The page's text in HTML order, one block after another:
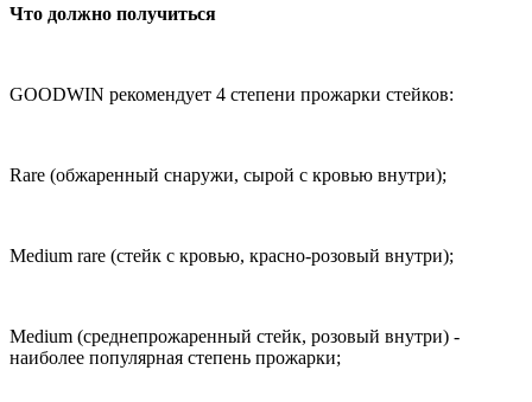
Что должно получиться
GOODWIN рекомендует 4 степени прожарки стейков:
Rare (обжаренный снаружи, сырой с кровью внутри);
Medium rare (стейк с кровью, красно-розовый внутри);
Medium (среднепрожаренный стейк, розовый внутри) -
наиболее популярная степень прожарки;